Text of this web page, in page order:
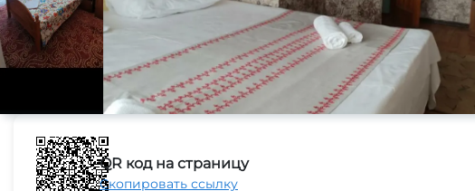
QR код на страницу
Скопировать ссылку